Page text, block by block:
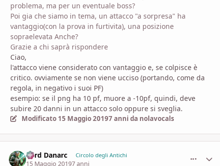
problema, ma per un eventuale boss?
Poi gia che siamo in tema, un attacco "a sorpresa" ha
vantaggio(con la prova in furtivita), una posizione
sopraelevata Anche?
Grazie a chi saprà rispondere
Ciao,
l'attacco viene considerato con vantaggio e, se colpisce è
critico. ovviamente se non viene ucciso (portando, come da
regola, in negativo i suoi PF)
esempio: se il png ha 10 pf, muore a -10pf, quindi, deve
subire 20 danni in un attacco solo oppure si sveglia.
Modificato 15 Maggio 20197 anni da nolavocals
Lord Danarc Circolo degli Antichi
15 Maggio 20197 anni